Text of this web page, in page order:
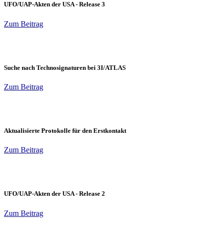
UFO/UAP-Akten der USA - Release 3
Zum Beitrag
Suche nach Technosignaturen bei 3I/ATLAS
Zum Beitrag
Aktualisierte Protokolle für den Erstkontakt
Zum Beitrag
UFO/UAP-Akten der USA - Release 2
Zum Beitrag